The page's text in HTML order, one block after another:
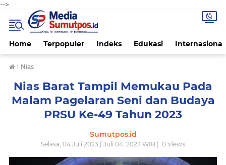
-->
Home Terpopuler Indeks Edukasi Internasional
› Nias
Nias Barat Tampil Memukau Pada
Malam Pagelaran Seni dan Budaya
PRSU Ke-49 Tahun 2023
Sumutpos.id
Selasa, 04 Juli 2023 | Juli 04, 2023 WIB | 0 Views